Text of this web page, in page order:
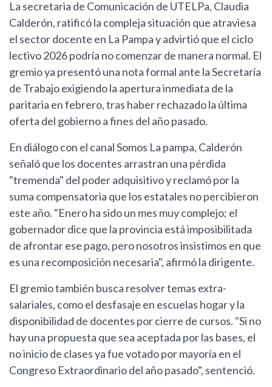
La secretaria de Comunicación de UTELPa, Claudia
Calderón, ratificó la compleja situación que atraviesa
el sector docente en La Pampa y advirtió que el ciclo
lectivo 2026 podría no comenzar de manera normal. El
gremio ya presentó una nota formal ante la Secretaría
de Trabajo exigiendo la apertura inmediata de la
paritaria en febrero, tras haber rechazado la última
oferta del gobierno a fines del año pasado.
En diálogo con el canal Somos La pampa, Calderón
señaló que los docentes arrastran una pérdida
"tremenda" del poder adquisitivo y reclamó por la
suma compensatoria que los estatales no percibieron
este año. "Enero ha sido un mes muy complejo; el
gobernador dice que la provincia está imposibilitada
de afrontar ese pago, pero nosotros insistimos en que
es una recomposición necesaria", afirmó la dirigente.
El gremio también busca resolver temas extra-
salariales, como el desfasaje en escuelas hogar y la
disponibilidad de docentes por cierre de cursos. "Si no
hay una propuesta que sea aceptada por las bases, el
no inicio de clases ya fue votado por mayoría en el
Congreso Extraordinario del año pasado", sentenció.